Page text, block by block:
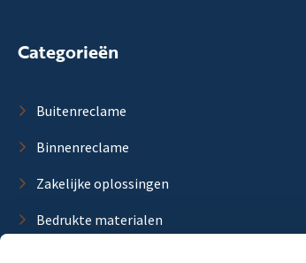
Categorieën
Buitenreclame
Binnenreclame
Zakelijke oplossingen
Bedrukte materialen